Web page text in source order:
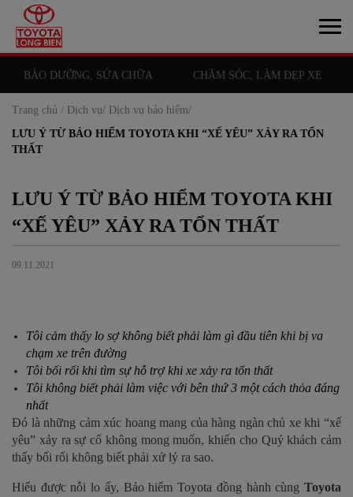
BẢO DƯỠNG, SỬA CHỮA CHĂM SÓC, LÀM ĐẸP XE
Trang chủ / Dịch vụ/ Dịch vụ bảo hiểm/
LƯU Ý TỪ BẢO HIỂM TOYOTA KHI “XẾ YÊU” XẢY RA TỔN
THẤT
LƯU Ý TỪ BẢO HIỂM TOYOTA KHI
“XẾ YÊU” XẢY RA TỔN THẤT
09.11.2021
Tôi cảm thấy lo sợ không biết phải làm gì đầu tiên khi bị va
chạm xe trên đường
Tôi bối rối khi tìm sự hỗ trợ khi xe xảy ra tổn thất
Tôi không biết phải làm việc với bên thứ 3 một cách thỏa đáng
nhất
Đó là những cảm xúc hoang mang của hàng ngàn chủ xe khi “xế
yêu” xảy ra sự cố không mong muốn, khiến cho Quý khách cảm
thấy bối rối không biết phải xử lý ra sao.
Hiểu được nỗi lo ấy, Bảo hiểm Toyota đồng hành cùng Toyota